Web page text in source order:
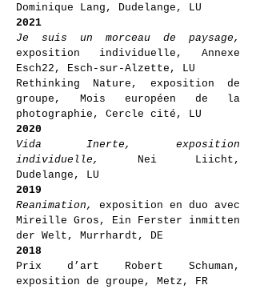
Dominique Lang, Dudelange, LU
2021
Je suis un morceau de paysage,
exposition individuelle, Annexe
Esch22, Esch-sur-Alzette, LU
Rethinking Nature, exposition de
groupe, Mois européen de la
photographie, Cercle cité, LU
2020
Vida Inerte, exposition
individuelle,
Nei Liicht,
Dudelange, LU
2019
Reanimation,
exposition en duo avec
Mireille Gros, Ein Ferster inmitten
der Welt, Murrhardt, DE
2018
Prix d’art Robert Schuman,
exposition de groupe, Metz, FR